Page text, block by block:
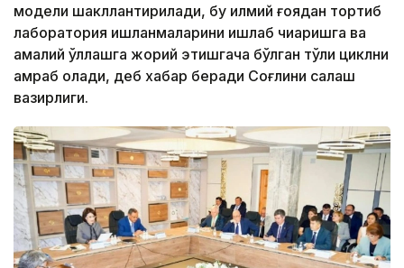
модели шакллантирилади, бу илмий ғоядан тортиб
лаборатория ишланмаларини ишлаб чиқаришга ва
амалий қўллашга жорий этишгача бўлган тўлиқ циклни
қамраб олади, деб хабар беради Соғлиқни сақлаш
вазирлиги.